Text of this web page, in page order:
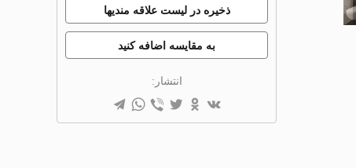
ذخیره در لیست علاقه مندیها
به مقایسه اضافه کنید
انتشار: